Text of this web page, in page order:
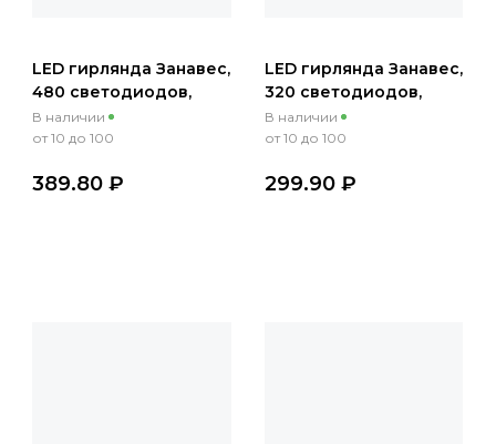
LED гирлянда Занавес,
480 светодиодов,
теплый белый, 3х3м,
220 В
В наличии
от 10 до 100
389.80 ₽
LED гирлянда Занавес,
320 светодиодов,
белый, 3х2м, 220 В
В наличии
от 10 до 100
299.90 ₽